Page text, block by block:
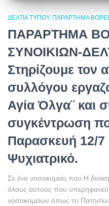
ΔΕΛΤΊΑ ΤΎΠΟΥ ΠΑΡΆΡΤΗΜΑ
ΠΑΡΑΡΤΗΜΑ
ΣΥΝΟΙΚΙΩΝ-
Στηρίζουμε τον
συλλόγου
Αγία Όλγα¨ και
συγκέντρωση
Παρασκευή 12/7
Ψυχιατρικό.
Σε ένα νοσοκομείο που Η
όλους αυτούς που
νοσοκομείων όπως το